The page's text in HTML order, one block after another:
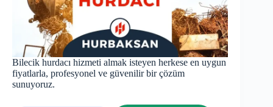
Bilecik hurdacı hizmeti almak isteyen herkese en uygun
fiyatlarla, profesyonel ve güvenilir bir çözüm
sunuyoruz.